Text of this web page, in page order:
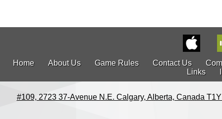
Home About Us Game Rules Contact Us
Links
#109, 2723 37-Avenue N.E. Calgary, Alberta, Canada